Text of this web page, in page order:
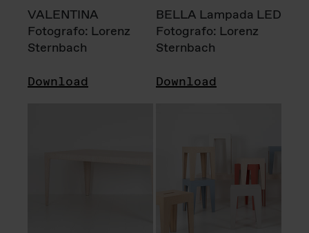
VALENTINA
Fotografo: Lorenz
Sternbach
Download
BELLA Lampada LED
Fotografo: Lorenz
Sternbach
Download